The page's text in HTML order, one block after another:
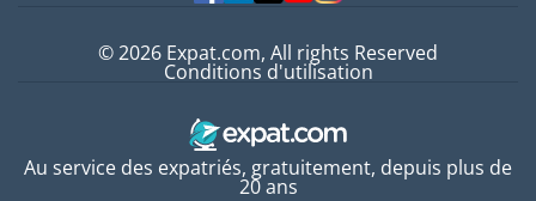
Au service des expatriés, gratuitement, depuis plus de
20 ans
© 2026 Expat.com, All rights Reserved
Conditions d'utilisation